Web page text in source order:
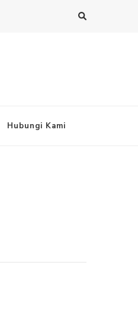
Hubungi Kami